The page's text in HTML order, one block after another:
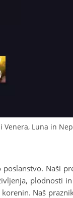
Venera, Luna in
Naši
plodnosti
Naš